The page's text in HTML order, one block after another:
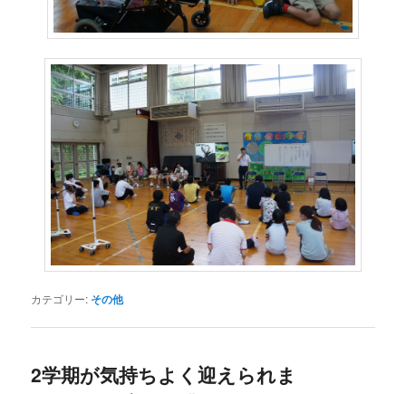
カテゴリー: その他
2学期が気持ちよく迎えられま